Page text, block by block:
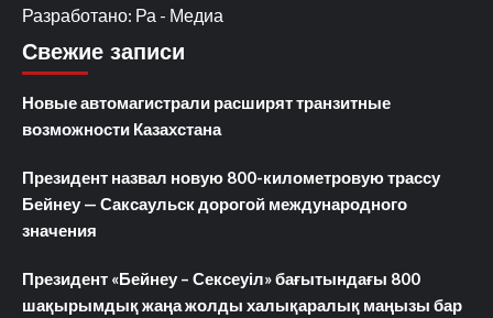
Разработано: Ра - Медиа
Свежие записи
Новые автомагистрали расширят транзитные
возможности Казахстана
Президент назвал новую 800-километровую трассу
Бейнеу — Саксаульск дорогой международного
значения
Президент «Бейнеу – Сексеуіл» бағытындағы 800
шақырымдық жаңа жолды халықаралық маңызы бар